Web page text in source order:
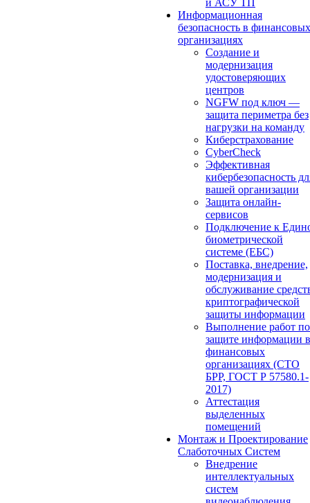
и АСУ ТП
Информационная
безопасность в финансовых
организациях
Создание и
модернизация
удостоверяющих
центров
NGFW под ключ —
защита периметра без
нагрузки на команду
Киберстрахование
CyberCheck
Эффективная
кибербезопасность
вашей организации
Защита онлайн-
сервисов
Подключение к
биометрической
системе (ЕБС)
Поставка, внедрение,
модернизация и
обслуживание
криптографической
защиты информации
Выполнение работ по
защите информации в
финансовых
организациях (СТО
БРР, ГОСТ Р 57580.1-
2017)
Аттестация
выделенных
помещений
Монтаж и Проектирование
Слаботочных Систем
Внедрение
интеллектуальных
систем